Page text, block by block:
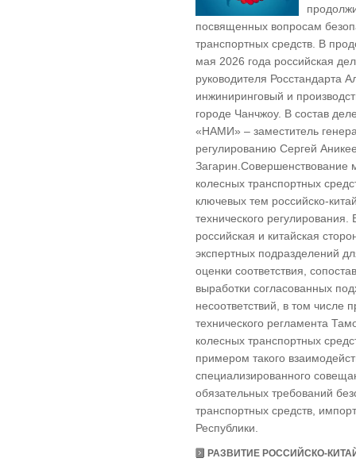
посвященных вопросам
транспортных средств. В
мая 2026 года российская
руководителя Росстандарта
инжиниринговый и
городе Чанчжоу. В состав
«НАМИ» – заместитель
регулированию Сергей
Загарин.Совершенствование
колесных транспортных
ключевых тем российско-
технического
российская и китайская
экспертных подразделений
оценки соответствия,
выработки согласованных
несоответствий, в том числе
технического регламента
колесных транспортных
примером такого
специализированного
обязательных требований
транспортных средств,
Республики.
РАЗВИТИЕ РОССИЙСКО-